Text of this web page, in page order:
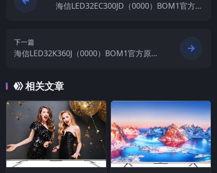
海信LED32EC300JD（0000）BOM1官方原
下一篇
海信LED32K360J（0000）BOM1官方原厂
相关文章